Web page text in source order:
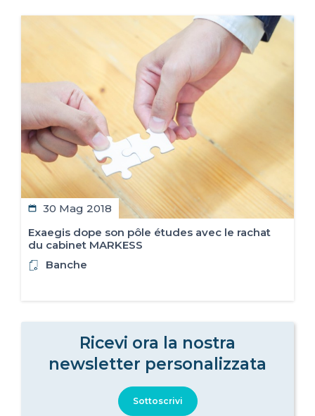
30 Mag 2018
Exaegis dope son pôle études avec le rachat
du cabinet MARKESS
Banche
Ricevi ora la nostra
newsletter personalizzata
Sottoscrivi